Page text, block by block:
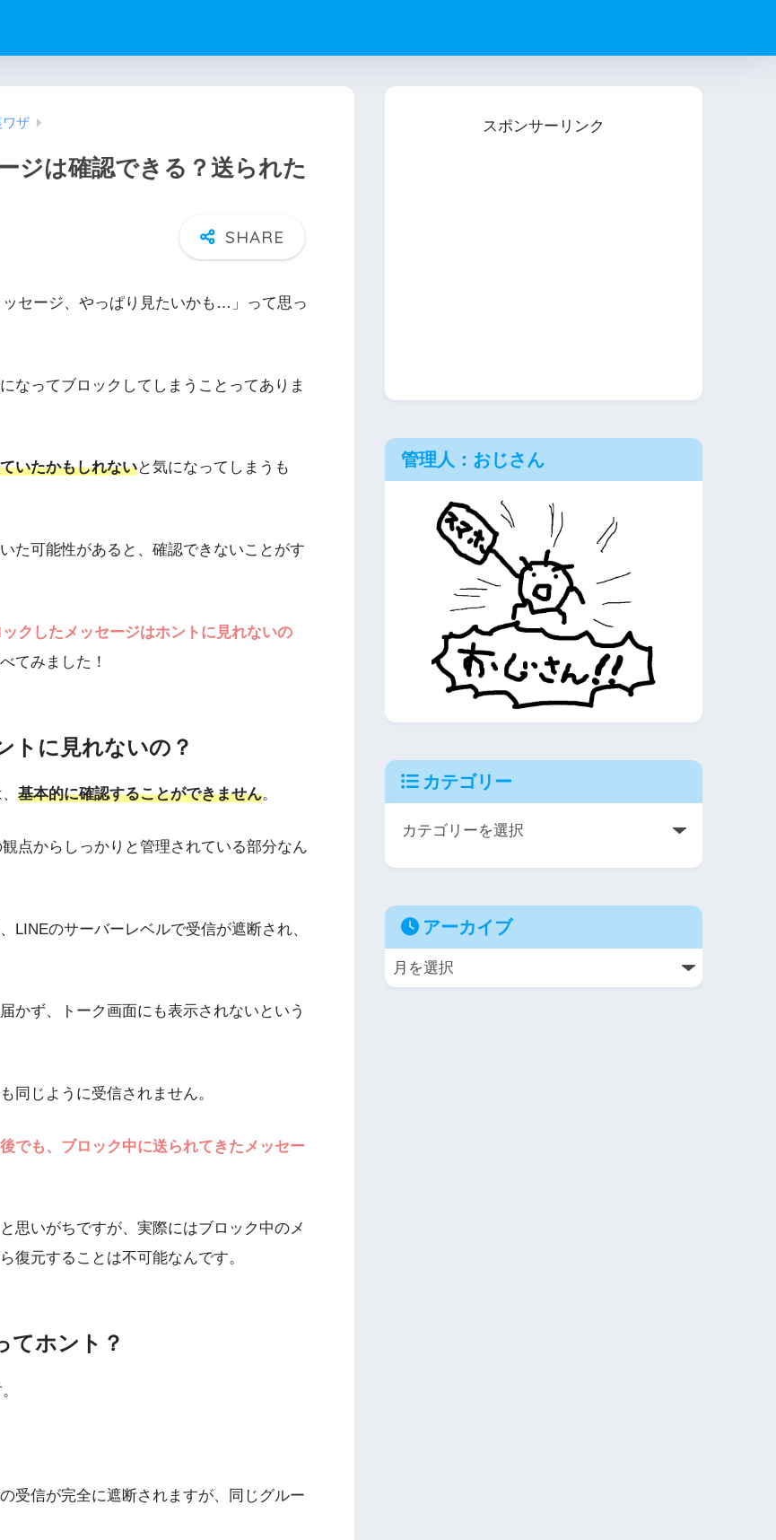
ワザ
ジは確認できる？送られた
セージ、やっぱり見たいかも…」って思っ
なってブロックしてしまうことってありま
いたかもしれないと気になってしまうも
た可能性があると、確認できないことがす
クしたメッセージはホントに見れないの
てみました！
トに見れないの？
基本的に確認することができません。
点からしっかりと管理されている部分なん
LINEのサーバーレベルで受信が遮断され、
かず、トーク画面にも表示されないという
同じように受信されません。
でも、ブロック中に送られてきたメッセー
思いがちですが、実際にはブロック中のメ
復元することは不可能なんです。
てホント？
受信が完全に遮断されますが、同じグルー
スポンサーリンク
管理人：おじさん
カテゴリー
アーカイブ